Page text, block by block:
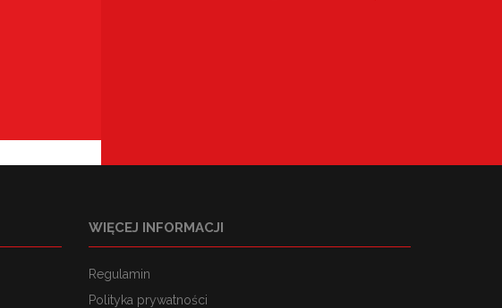
WIĘCEJ INFORMACJI
Regulamin
Polityka prywatności